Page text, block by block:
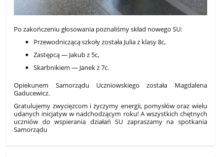
Po zakończeniu głosowania poznaliśmy skład nowego SU:
Przewodniczącą szkoły została Julia z klasy 8c,
Zastępcą — Jakub z 5c,
Skarbnikiem — Janek z 7c.
Opiekunem Samorządu Uczniowskiego została Magdalena
Gaducewicz.
Gratulujemy zwycięzcom i życzymy energii, pomysłów oraz wielu
udanych inicjatyw w nadchodzącym roku! A wszystkich chętnych
uczniów do wspierania działań SU zapraszamy na spotkania
Samorządu